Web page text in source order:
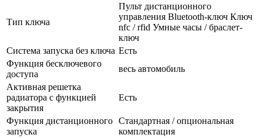
Тип ключа
Пульт дистанционного
управления Bluetooth-ключ Ключ
nfc / rfid Умные часы / браслет-
ключ
Система запуска без ключа Есть
Функция бесключевого
доступа
весь автомобиль
Активная решетка
радиатора с функцией
закрытия
Есть
Функция дистанционного
запуска
Стандартная / опциональная
комплектация